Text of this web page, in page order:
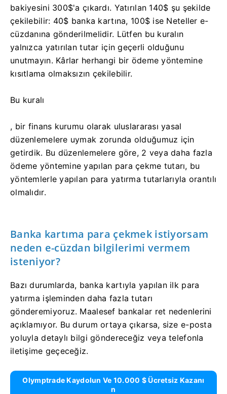
bakiyesini 300$'a çıkardı. Yatırılan 140$ şu şekilde
çekilebilir: 40$ banka kartına, 100$ ise Neteller e-
cüzdanına gönderilmelidir. Lütfen bu kuralın
yalnızca yatırılan tutar için geçerli olduğunu
unutmayın. Kârlar herhangi bir ödeme yöntemine
kısıtlama olmaksızın çekilebilir.
Bu kuralı
, bir finans kurumu olarak uluslararası yasal
düzenlemelere uymak zorunda olduğumuz için
getirdik. Bu düzenlemelere göre, 2 veya daha fazla
ödeme yöntemine yapılan para çekme tutarı, bu
yöntemlerle yapılan para yatırma tutarlarıyla orantılı
olmalıdır.
Banka kartıma para çekmek istiyorsam
neden e-cüzdan bilgilerimi vermem
isteniyor?
Bazı durumlarda, banka kartıyla yapılan ilk para
yatırma işleminden daha fazla tutarı
gönderemiyoruz. Maalesef bankalar ret nedenlerini
açıklamıyor. Bu durum ortaya çıkarsa, size e-posta
yoluyla detaylı bilgi göndereceğiz veya telefonla
iletişime geçeceğiz.
Olymptrade Kaydolun Ve 10.000 $ Ücretsiz Kazanı
N